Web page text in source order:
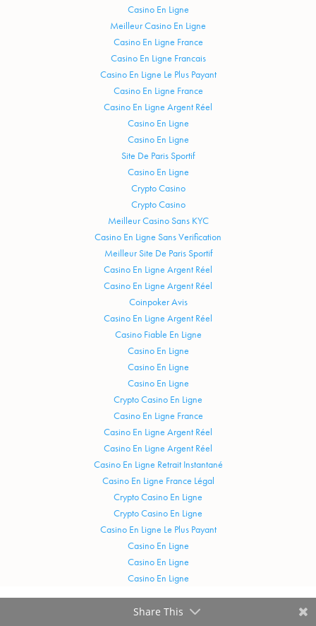
Casino En Ligne
Meilleur Casino En Ligne
Casino En Ligne France
Casino En Ligne Francais
Casino En Ligne Le Plus Payant
Casino En Ligne France
Casino En Ligne Argent Réel
Casino En Ligne
Casino En Ligne
Site De Paris Sportif
Casino En Ligne
Crypto Casino
Crypto Casino
Meilleur Casino Sans KYC
Casino En Ligne Sans Verification
Meilleur Site De Paris Sportif
Casino En Ligne Argent Réel
Casino En Ligne Argent Réel
Coinpoker Avis
Casino En Ligne Argent Réel
Casino Fiable En Ligne
Casino En Ligne
Casino En Ligne
Casino En Ligne
Crypto Casino En Ligne
Casino En Ligne France
Casino En Ligne Argent Réel
Casino En Ligne Argent Réel
Casino En Ligne Retrait Instantané
Casino En Ligne France Légal
Crypto Casino En Ligne
Crypto Casino En Ligne
Casino En Ligne Le Plus Payant
Casino En Ligne
Casino En Ligne
Casino En Ligne
Share This